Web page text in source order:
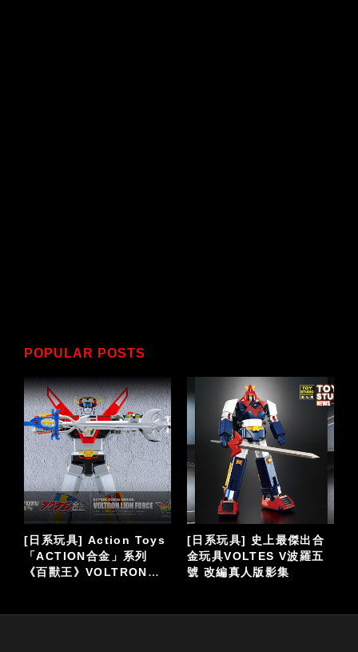
POPULAR POSTS
[潮流玩具] 46年老店 台中
西洋城玩具 最後的巡禮回
顧
[潮流玩具] POP MART泡
泡瑪特《THE
MONSTERS × 橫山 宏